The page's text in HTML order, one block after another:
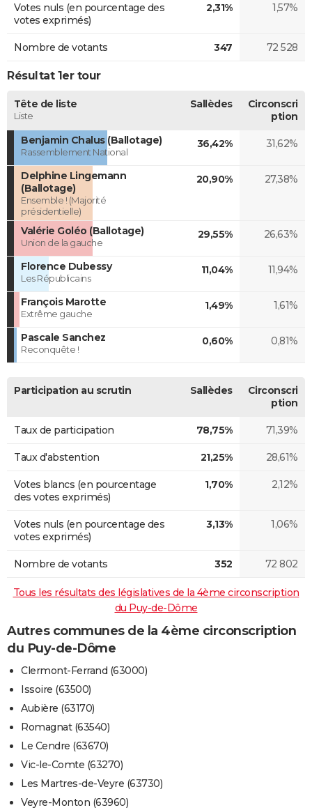
Votes nuls (en pourcentage des
votes exprimés)
2,31% 1,57%
Nombre de votants 347 72 528
Résultat 1er tour
Tête de liste
Liste
Sallèdes
Circonscri
ption
Benjamin Chalus (Ballotage)
Rassemblement National
36,42% 31,62%
Delphine Lingemann
(Ballotage)
Ensemble ! (Majorité
présidentielle)
20,90% 27,38%
Valérie Goléo (Ballotage)
Union de la gauche
29,55% 26,63%
Florence Dubessy
Les Républicains
11,04% 11,94%
François Marotte
Extrême gauche
1,49% 1,61%
Pascale Sanchez
Reconquête !
0,60% 0,81%
Participation au scrutin Sallèdes
Circonscri
ption
Taux de participation 78,75% 71,39%
Taux d'abstention 21,25% 28,61%
Votes blancs (en pourcentage
des votes exprimés)
1,70% 2,12%
Votes nuls (en pourcentage des
votes exprimés)
3,13% 1,06%
Nombre de votants 352 72 802
Tous les résultats des législatives de la 4ème circonscription
du Puy-de-Dôme
Autres communes de la 4ème circonscription
du Puy-de-Dôme
Clermont-Ferrand (63000)
Issoire (63500)
Aubière (63170)
Romagnat (63540)
Le Cendre (63670)
Vic-le-Comte (63270)
Les Martres-de-Veyre (63730)
Veyre-Monton (63960)